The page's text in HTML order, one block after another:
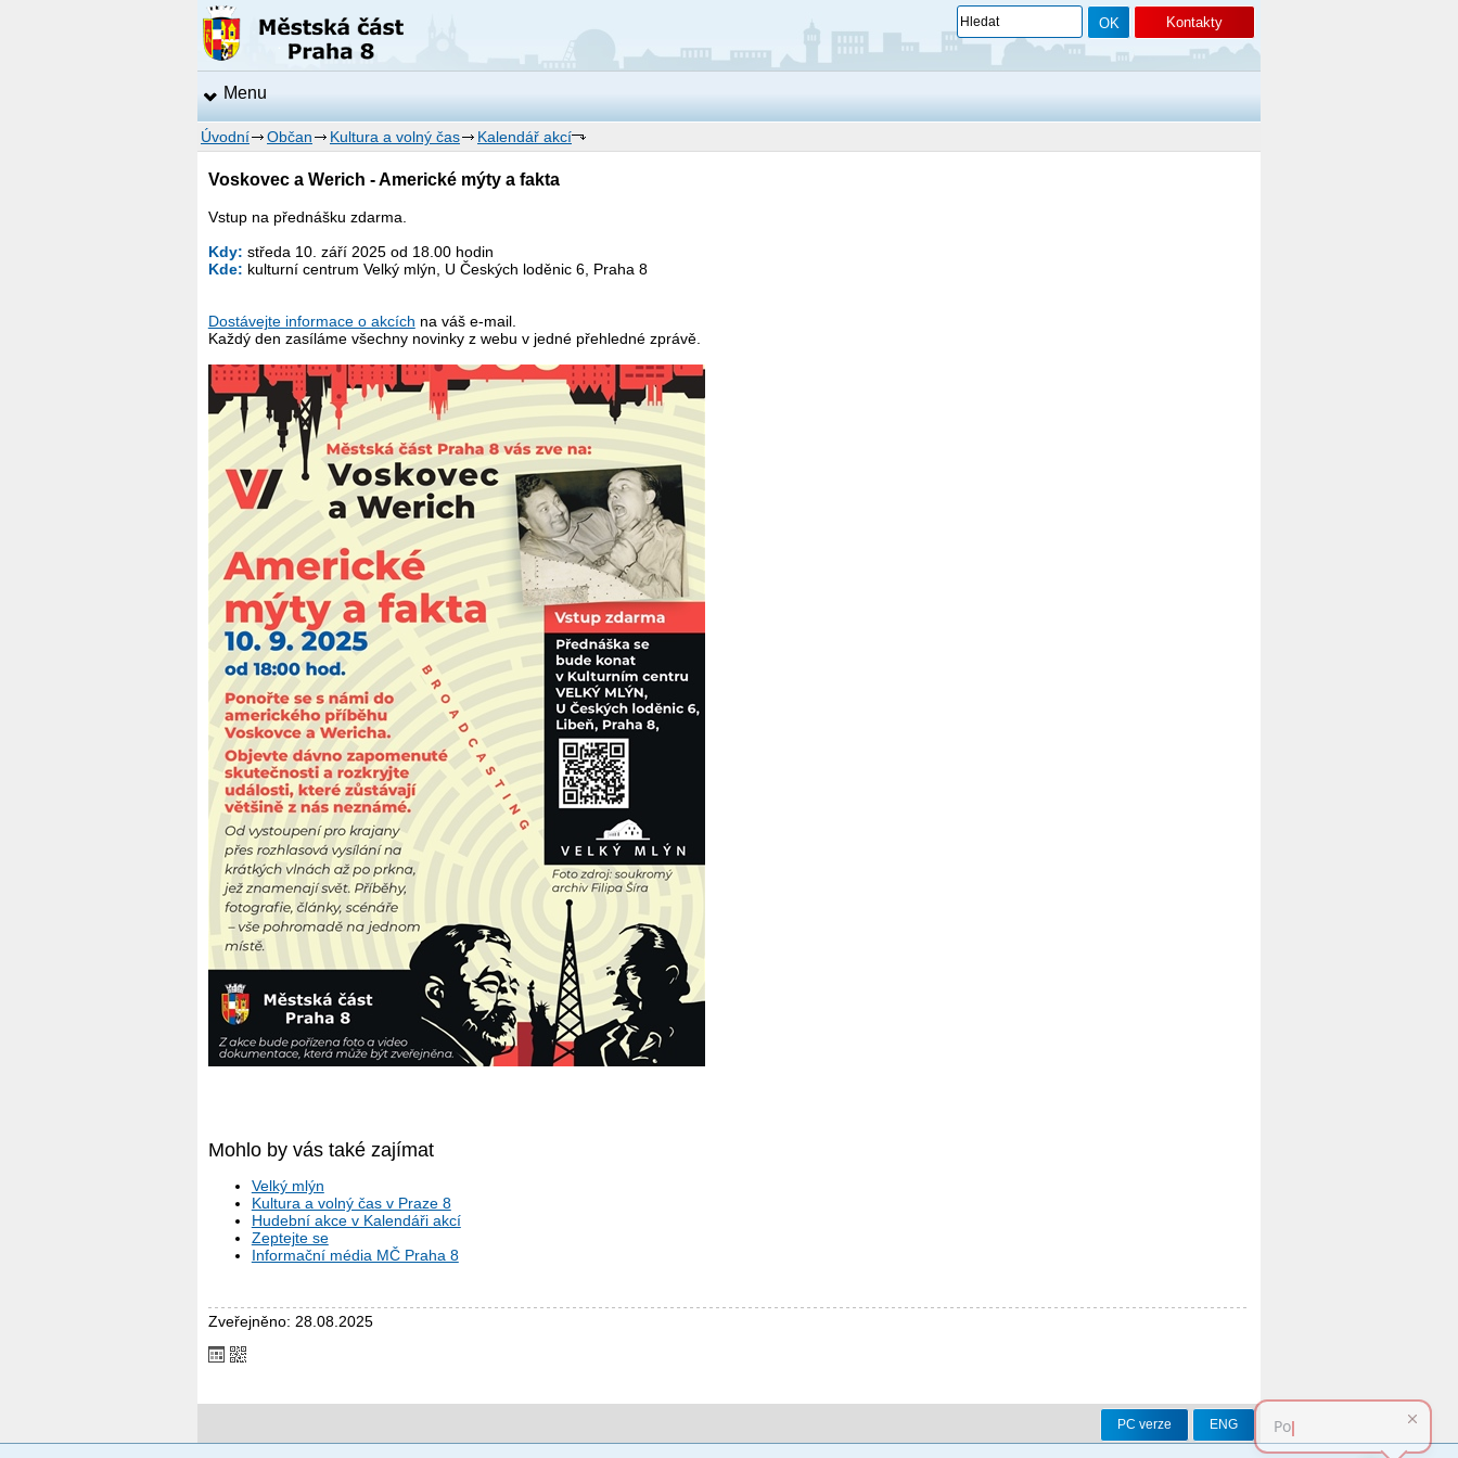
Kontakty
Menu
Úvodní Občan Kultura a volný čas Kalendář akcí
Voskovec a Werich - Americké mýty a fakta
Vstup na přednášku zdarma.
Kdy: středa 10. září 2025 od 18.00 hodin
Kde: kulturní centrum Velký mlýn, U Českých loděnic 6, Praha 8
Dostávejte informace o akcích na váš e-mail.
Každý den zasíláme všechny novinky z webu v jedné přehledné zprávě.
Mohlo by vás také zajímat
Velký mlýn
Kultura a volný čas v Praze 8
Hudební akce v Kalendáři akcí
Zeptejte se
Informační média MČ Praha 8
Zveřejněno: 28.08.2025
PC verze ENG